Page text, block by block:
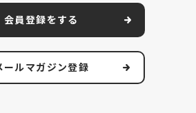
会員登録をする
ールマガジン登録